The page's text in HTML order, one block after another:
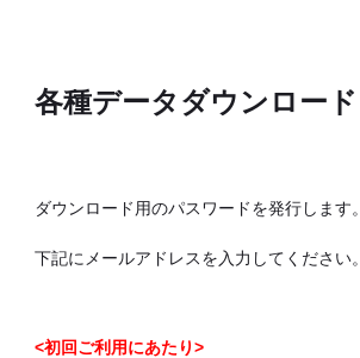
各種データダウンロード
ダウンロード用のパスワードを発行します。
下記にメールアドレスを入力してください。
<初回ご利用にあたり>